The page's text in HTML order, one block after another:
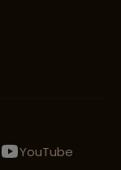
YouTube